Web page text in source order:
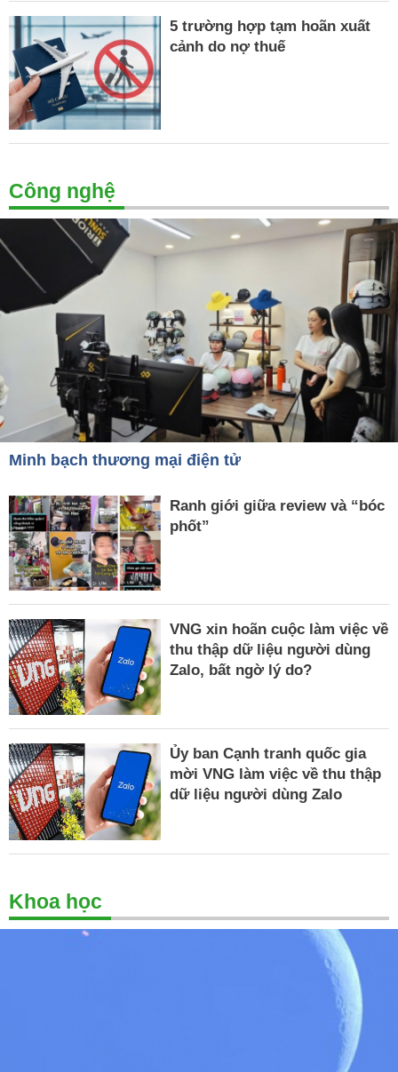
5 trường hợp tạm hoãn xuất
cảnh do nợ thuế
Công nghệ
Minh bạch thương mại điện tử
Ranh giới giữa review và “bóc
phốt”
VNG xin hoãn cuộc làm việc về
thu thập dữ liệu người dùng
Zalo, bất ngờ lý do?
Ủy ban Cạnh tranh quốc gia
mời VNG làm việc về thu thập
dữ liệu người dùng Zalo
Khoa học